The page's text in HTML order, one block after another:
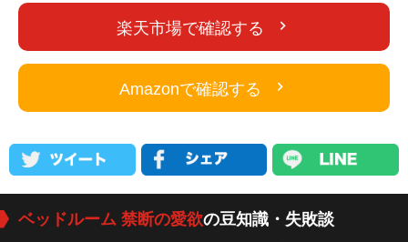
楽天市場で確認する
Amazonで確認する
ベッドルーム 禁断の愛欲の豆知識・失敗談